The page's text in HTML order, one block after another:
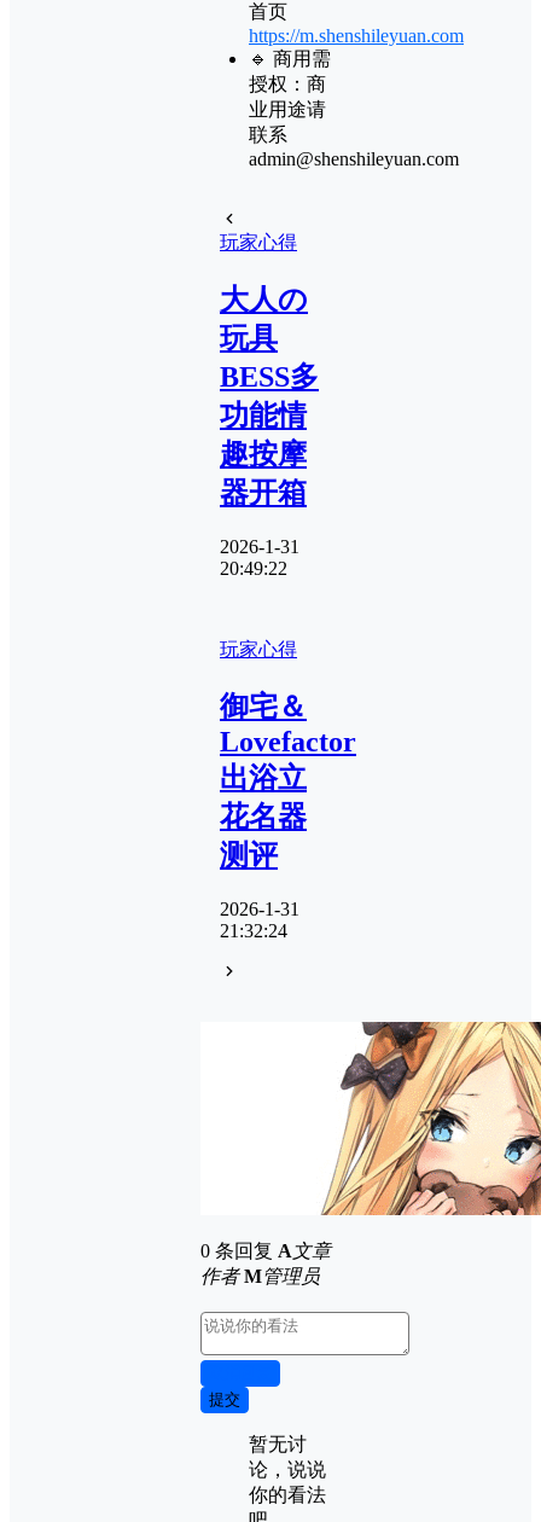
首页
https://m.shenshileyuan.com
🔹 商用需
授权：商
业用途请
联系
admin@shenshileyuan.com
玩家心得
大人の
玩具
BESS多
功能情
趣按摩
器开箱
2026-1-31
20:49:22
玩家心得
御宅＆
Lovefactor
出浴立
花名器
测评
2026-1-31
21:32:24
0 条回复 A文章
作者 M管理员
提交
暂无讨
论，说说
你的看法